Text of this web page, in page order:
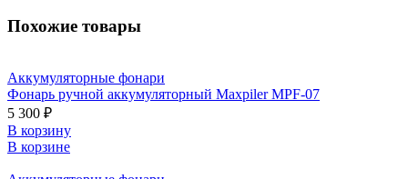
Похожие товары
Аккумуляторные фонари
Фонарь ручной аккумуляторный Maxpiler MPF-07
5 300 ₽
В корзину
В корзине